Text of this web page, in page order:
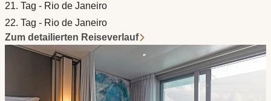
21. Tag - Rio de Janeiro
22. Tag - Rio de Janeiro
Zum detailierten Reiseverlauf